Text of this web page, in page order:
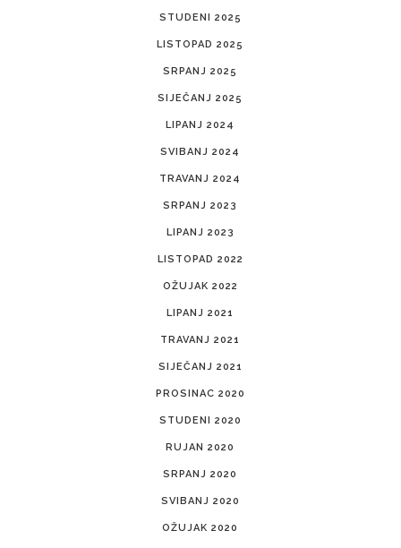
STUDENI 2025
LISTOPAD 2025
SRPANJ 2025
SIJEČANJ 2025
LIPANJ 2024
SVIBANJ 2024
TRAVANJ 2024
SRPANJ 2023
LIPANJ 2023
LISTOPAD 2022
OŽUJAK 2022
LIPANJ 2021
TRAVANJ 2021
SIJEČANJ 2021
PROSINAC 2020
STUDENI 2020
RUJAN 2020
SRPANJ 2020
SVIBANJ 2020
OŽUJAK 2020